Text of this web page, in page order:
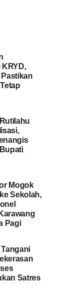
Mogok
Sekolah,
Pagi
Satres